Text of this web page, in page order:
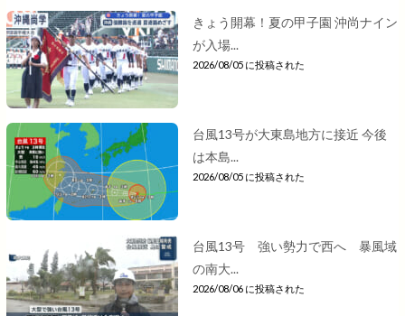
きょう開幕！夏の甲子園 沖尚ナイン
が入場...
2026/08/05 に投稿された
台風13号が大東島地方に接近 今後
は本島...
2026/08/05 に投稿された
台風13号 強い勢力で西へ 暴風域
の南大...
2026/08/06 に投稿された